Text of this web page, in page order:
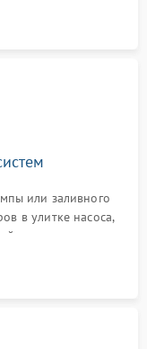
управления.
или заливного
в улитке насоса,
ремонт платы
проводки.